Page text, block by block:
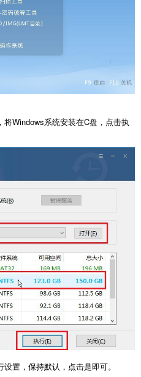
将Windows系统安装在C盘，点击执
置，保持默认，点击是即可。